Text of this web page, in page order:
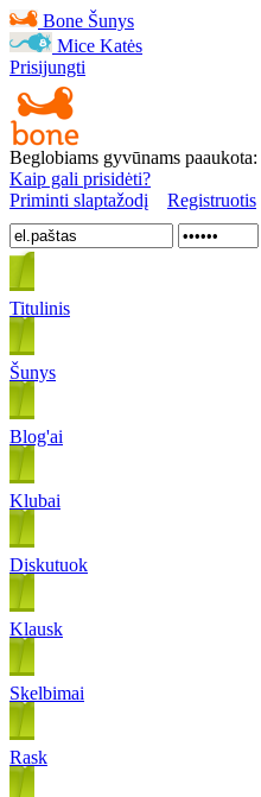
Bone Šunys
Mice Katės
Prisijungti
Beglobiams gyvūnams paaukota:
Kaip gali prisidėti?
Priminti slaptažodį
Registruotis
Titulinis
Šunys
Blog'ai
Klubai
Diskutuok
Klausk
Skelbimai
Rask